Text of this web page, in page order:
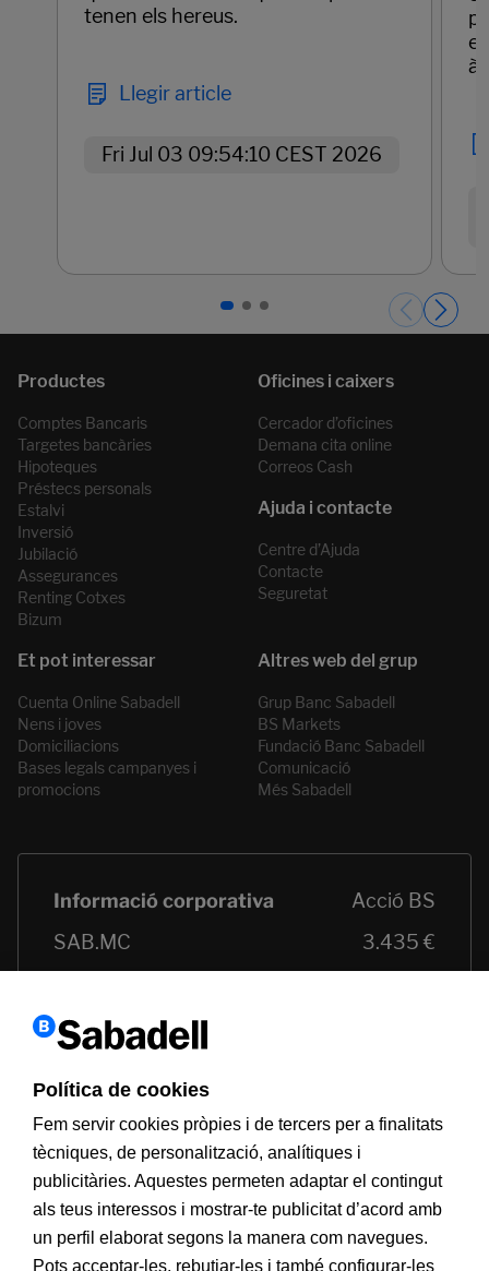
tenen els hereus.
Llegir article
Fri Jul 03 09:54:10 CEST 2026
el
Comptes Bancaris
Targetes bancàries
Hipoteques
Préstecs personals
Estalvi
Inversió
Jubilació
Assegurances
Renting Cotxes
Bizum
Cercador d’oficines
Demana cita online
Correos Cash
Centre d’Ajuda
Contacte
Seguretat
Cuenta Online Sabadell
Nens i joves
Domiciliacions
Bases legals campanyes i
promocions
Grup Banc Sabadell
BS Markets
Fundació Banc Sabadell
Comunicació
Més Sabadell
Política de cookies
Fem servir cookies pròpies i de tercers per a finalitats
tècniques, de personalització, analítiques i
publicitàries. Aquestes permeten adaptar el contingut
als teus interessos i mostrar-te publicitat d’acord amb
un perfil elaborat segons la manera com navegues.
Pots acceptar-les, rebutjar-les i també configurar-les